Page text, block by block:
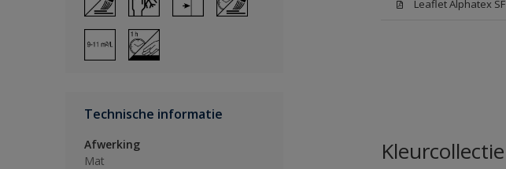
Technische informatie
Afwerking
Mat
Leaflet Alphatex SF
Kleurcollectie